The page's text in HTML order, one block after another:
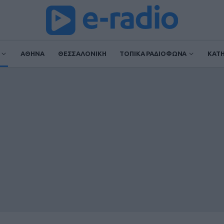
ΑΘΗΝΑ ΘΕΣΣΑΛΟΝΙΚΗ ΤΟΠΙΚΑ ΡΑΔΙΟΦΩΝΑ